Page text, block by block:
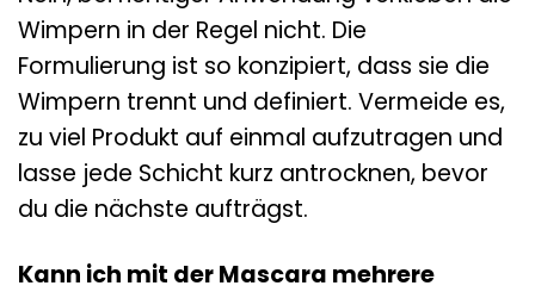
Wimpern in der Regel nicht. Die
Formulierung ist so konzipiert, dass sie die
Wimpern trennt und definiert. Vermeide es,
zu viel Produkt auf einmal aufzutragen und
lasse jede Schicht kurz antrocknen, bevor
du die nächste aufträgst.
Kann ich mit der Mascara mehrere